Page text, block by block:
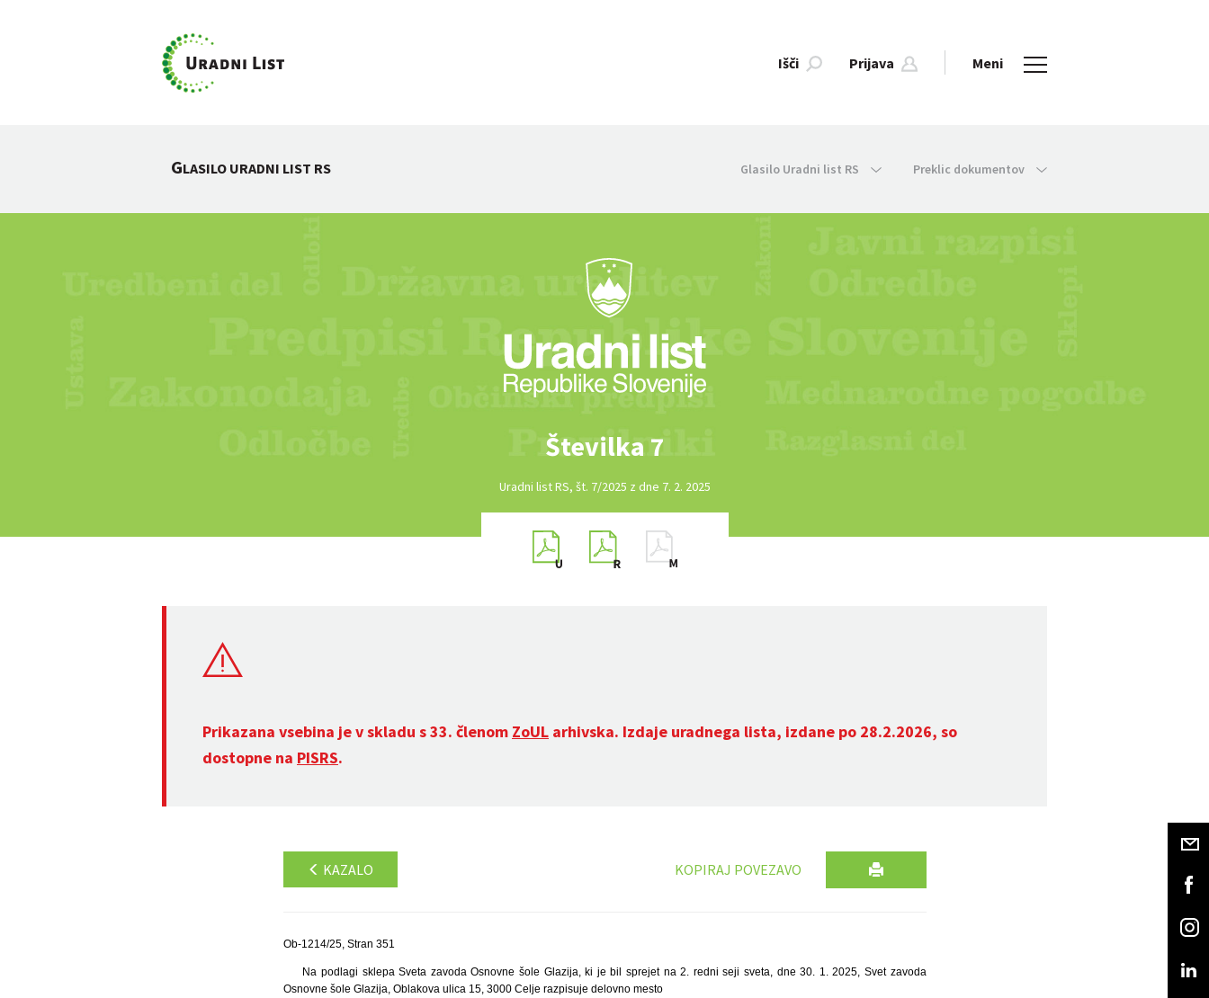
Išči Prijava Meni
GLASILO URADNI LIST RS Glasilo Uradni list RS Preklic dokumentov
Številka 7
Uradni list RS, št. 7/2025 z dne 7. 2. 2025
Prikazana vsebina je v skladu s 33. členom ZoUL arhivska. Izdaje uradnega lista, izdane po 28.2.2026, so
dostopne na PISRS.
KAZALO KOPIRAJ POVEZAVO
Ob-1214/25, Stran 351
Na podlagi sklepa Sveta zavoda Osnovne šole Glazija, ki je bil sprejet na 2. redni seji sveta, dne 30. 1. 2025, Svet zavoda
Osnovne šole Glazija, Oblakova ulica 15, 3000 Celje razpisuje delovno mesto